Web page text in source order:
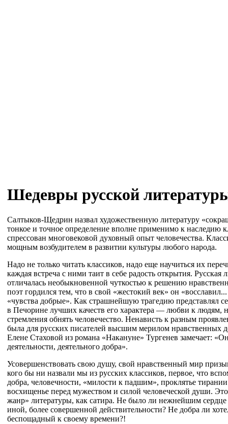
Шедевры русской
Салтыков-Щедрин назвал художественную литературу
тонкое и точное определение вполне применимо к наследию
спрессован многовековой духовный опыт человечества.
мощным возбудителем в развитии культуры любого народа.
Надо не только читать классиков, надо еще научиться их
каждая встреча с ними таит в себе радость открытия. Русская
отличалась необыкновенной чуткостью к решению
поэт гордился тем, что в свой «жестокий век» он
«чувства добрые». Как страшнейшую трагедию представлял
в Печорине лучших качеств его характера — любви к людям,
стремления обнять человечество. Ненависть к разным
была для русских писателей высшим мерилом нравственных
Елене Стаховой из романа «Накануне» Тургенев замечает:
деятельности, деятельного добра».
Усовершенствовать свою душу, свой нравственный мир
кого бы ни назвали мы из русских классиков, первое, что
добра, человечности, «милости к падшим», проклятье
восхищенье перед мужеством и силой человеческой души. Это
жанр» литературы, как сатира. Не было ли нежнейшим сердце
иной, более совершенной действительности? Не добра ли
беспощадный к своему времени?!